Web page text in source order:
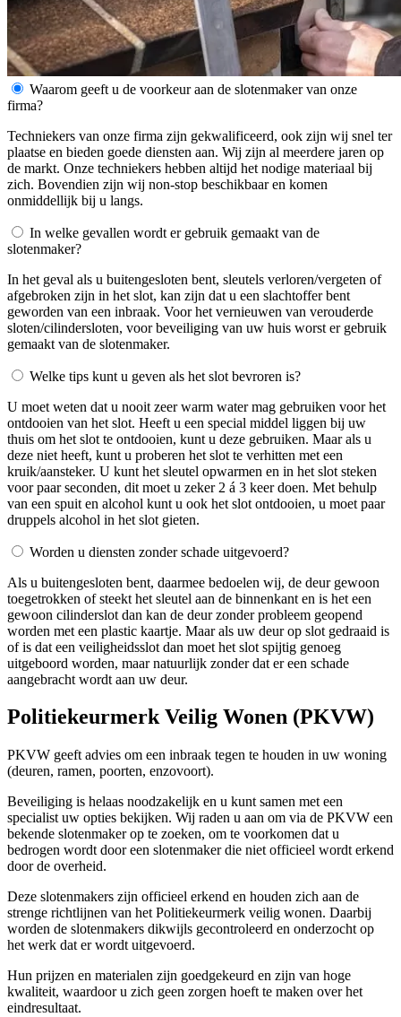
Waarom geeft u de voorkeur aan de slotenmaker van onze
firma?
Techniekers van onze firma zijn gekwalificeerd, ook zijn wij snel ter
plaatse en bieden goede diensten aan. Wij zijn al meerdere jaren op
de markt. Onze techniekers hebben altijd het nodige materiaal bij
zich. Bovendien zijn wij non-stop beschikbaar en komen
onmiddellijk bij u langs.
In welke gevallen wordt er gebruik gemaakt van de
slotenmaker?
In het geval als u buitengesloten bent, sleutels verloren/vergeten of
afgebroken zijn in het slot, kan zijn dat u een slachtoffer bent
geworden van een inbraak. Voor het vernieuwen van verouderde
sloten/cilindersloten, voor beveiliging van uw huis worst er gebruik
gemaakt van de slotenmaker.
Welke tips kunt u geven als het slot bevroren is?
U moet weten dat u nooit zeer warm water mag gebruiken voor het
ontdooien van het slot. Heeft u een special middel liggen bij uw
thuis om het slot te ontdooien, kunt u deze gebruiken. Maar als u
deze niet heeft, kunt u proberen het slot te verhitten met een
kruik/aansteker. U kunt het sleutel opwarmen en in het slot steken
voor paar seconden, dit moet u zeker 2 á 3 keer doen. Met behulp
van een spuit en alcohol kunt u ook het slot ontdooien, u moet paar
druppels alcohol in het slot gieten.
Worden u diensten zonder schade uitgevoerd?
Als u buitengesloten bent, daarmee bedoelen wij, de deur gewoon
toegetrokken of steekt het sleutel aan de binnenkant en is het een
gewoon cilinderslot dan kan de deur zonder probleem geopend
worden met een plastic kaartje. Maar als uw deur op slot gedraaid is
of is dat een veiligheidsslot dan moet het slot spijtig genoeg
uitgeboord worden, maar natuurlijk zonder dat er een schade
aangebracht wordt aan uw deur.
Politiekeurmerk Veilig Wonen (PKVW)
PKVW geeft advies om een inbraak tegen te houden in uw woning
(deuren, ramen, poorten, enzovoort).
Beveiliging is helaas noodzakelijk en u kunt samen met een
specialist uw opties bekijken. Wij raden u aan om via de PKVW een
bekende slotenmaker op te zoeken, om te voorkomen dat u
bedrogen wordt door een slotenmaker die niet officieel wordt erkend
door de overheid.
Deze slotenmakers zijn officieel erkend en houden zich aan de
strenge richtlijnen van het Politiekeurmerk veilig wonen. Daarbij
worden de slotenmakers dikwijls gecontroleerd en onderzocht op
het werk dat er wordt uitgevoerd.
Hun prijzen en materialen zijn goedgekeurd en zijn van hoge
kwaliteit, waardoor u zich geen zorgen hoeft te maken over het
eindresultaat.